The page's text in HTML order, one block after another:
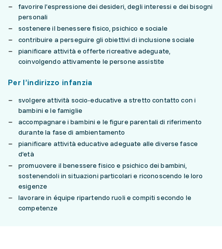
favorire l’espressione dei desideri, degli interessi e dei bisogni
personali
sostenere il benessere fisico, psichico e sociale
contribuire a perseguire gli obiettivi di inclusione sociale
pianificare attività e offerte ricreative adeguate,
coinvolgendo attivamente le persone assistite
Per l’indirizzo infanzia
svolgere attività socio-educative a stretto contatto con i
bambini e le famiglie
accompagnare i bambini e le figure parentali di riferimento
durante la fase di ambientamento
pianificare attività educative adeguate alle diverse fasce
d’età
promuovere il benessere fisico e psichico dei bambini,
sostenendoli in situazioni particolari e riconoscendo le loro
esigenze
lavorare in équipe ripartendo ruoli e compiti secondo le
competenze